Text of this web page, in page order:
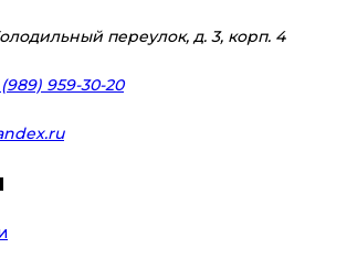
переулок, д. 3, корп. 4
(989) 959-30-20